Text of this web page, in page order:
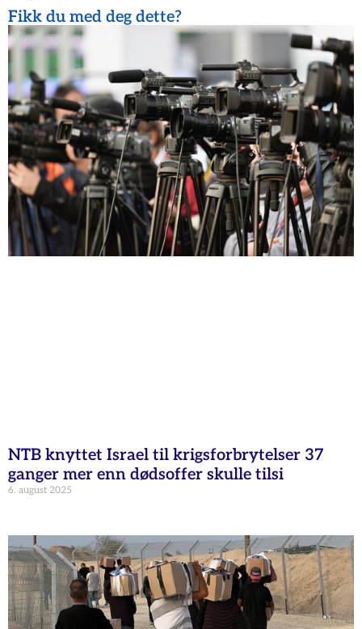
Fikk du med deg dette?
NTB knyttet Israel til krigsforbrytelser 37
ganger mer enn dødsoffer skulle tilsi
6. august 2025